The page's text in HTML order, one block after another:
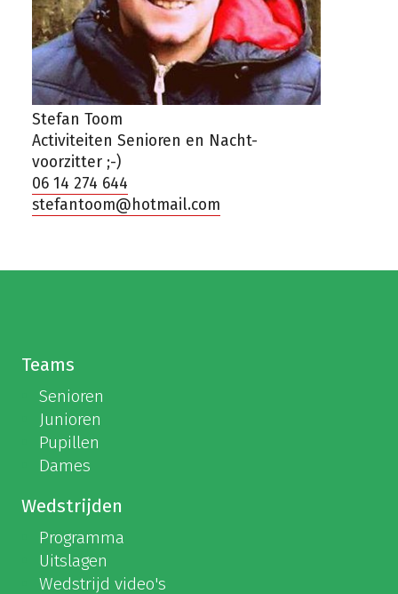
Stefan Toom
Activiteiten Senioren en Nacht-
voorzitter ;-)
06 14 274 644
stefantoom@hotmail.com
Teams
Senioren
Junioren
Pupillen
Dames
Wedstrijden
Programma
Uitslagen
Wedstrijd video's